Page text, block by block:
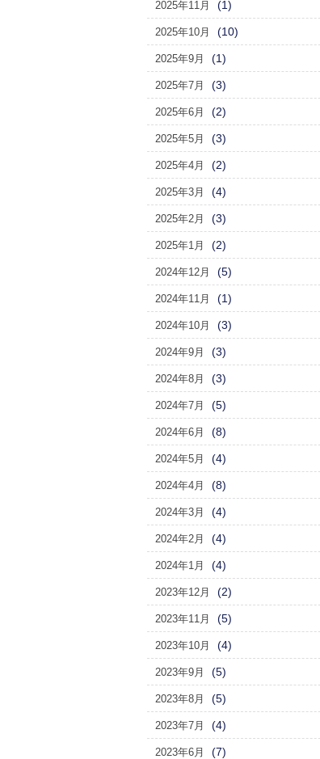
2025年11月 (1)
2025年10月 (10)
2025年9月 (1)
2025年7月 (3)
2025年6月 (2)
2025年5月 (3)
2025年4月 (2)
2025年3月 (4)
2025年2月 (3)
2025年1月 (2)
2024年12月 (5)
2024年11月 (1)
2024年10月 (3)
2024年9月 (3)
2024年8月 (3)
2024年7月 (5)
2024年6月 (8)
2024年5月 (4)
2024年4月 (8)
2024年3月 (4)
2024年2月 (4)
2024年1月 (4)
2023年12月 (2)
2023年11月 (5)
2023年10月 (4)
2023年9月 (5)
2023年8月 (5)
2023年7月 (4)
2023年6月 (7)